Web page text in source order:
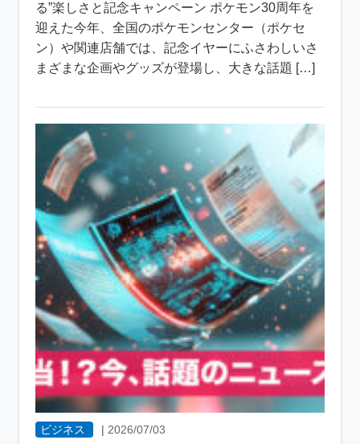
る”楽しさと記念キャンペーン ポケモン30周年を
迎えた今年、全国のポケモンセンター（ポケセ
ン）や関連店舗では、記念イヤーにふさわしいさ
まざまな企画やグッズが登場し、大きな話題 […]
ビジネス | 2026/07/03